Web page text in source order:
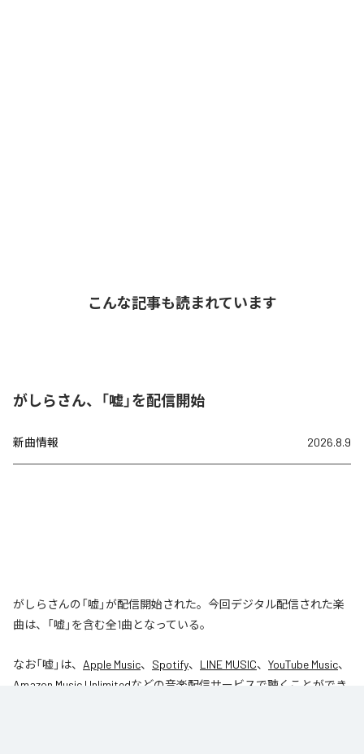
こんな記事も読まれています
がしらさん、「嘘」を配信開始
新曲情報 2026.8.9
がしらさんの「嘘」が配信開始された。今回デジタル配信された楽
曲は、「嘘」を含む全1曲となっている。
なお「嘘」は、 Apple Music、 Spotify、 LINE MUSIC、 YouTube Music、
Amazon Music Unlimitedなどの音楽配信サービスで聴くことができ